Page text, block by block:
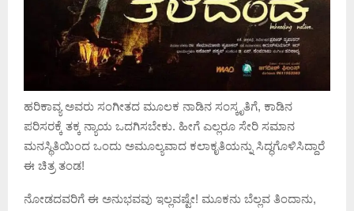
ಹರಿಕಾವ್ಯ ಅವರು ಸಂಗೀತದ ಮೂಲಕ ನಾಡಿನ ಸಂಸ್ಕೃತಿಗೆ, ಕಾಡಿನ
ಪರಿಸರಕ್ಕೆ ತಕ್ಕ ನ್ಯಾಯ ಒದಗಿಸಬೇಕು. ಹೀಗೆ ಎಲ್ಲರೂ ಸೇರಿ ಸಮಾನ
ಮನಸ್ಥಿತಿಯಿಂದ ಒಂದು ಅಮೂಲ್ಯವಾದ ಕಲಾಕೃತಿಯನ್ನು ಸಿದ್ಧಗೊಳಿಸಿದ್ದಾರೆ
ಈ ಚಿತ್ರ ತಂಡ!
ನೋಡದವರಿಗೆ ಈ ಅನುಭವವು ಇಲ್ಲವಷ್ಟೇ! ಮೂಕನು ಬೆಲ್ಲವ ತಿಂದಾನು,